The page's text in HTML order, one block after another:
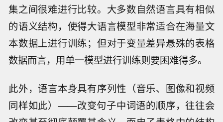
集之间很难进行比较。大多数自然语言具有相似
的语义结构，使得大语言模型非常适合在海量文
本数据上进行训练；但对于变量差异悬殊的表格
数据而言，用单一模型进行训练则要困难得多。
此外，语言本身具有序列性（音乐、图像和视频
同样如此）——改变句子中词语的顺序，往往会